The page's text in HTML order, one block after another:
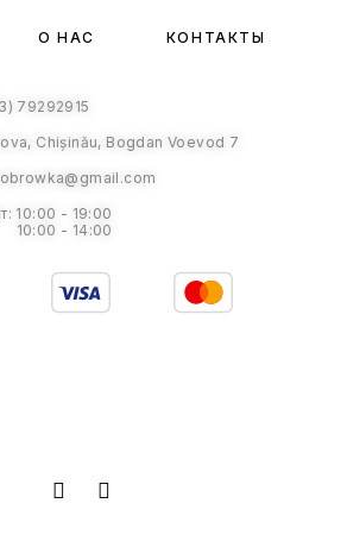
О НАС КОНТАКТЫ
79292915
Chișinău, Bogdan Voevod 7
10:00 - 19:00
- 14:00